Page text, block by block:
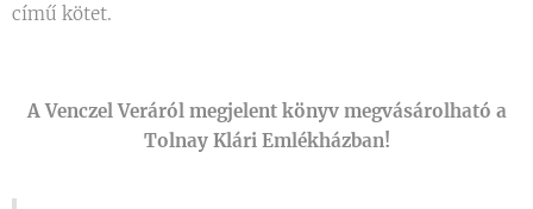
című kötet.
A Venczel Veráról megjelent könyv megvásárolható a
Tolnay Klári Emlékházban!